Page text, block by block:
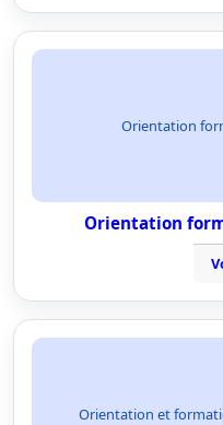
Orientation
Orientation
Orientation et